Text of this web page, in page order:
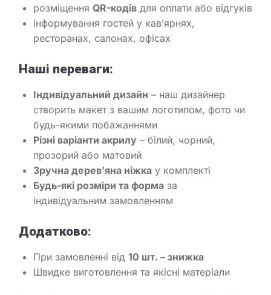
розміщення QR-кодів для оплати або відгуків
інформування гостей у кав’ярнях,
ресторанах, салонах, офісах
Наші переваги:
Індивідуальний дизайн – наш дизайнер
створить макет з вашим логотипом, фото чи
будь-якими побажаннями
Різні варіанти акрилу – білий, чорний,
прозорий або матовий
Зручна дерев’яна ніжка у комплекті
Будь-які розміри та форма за
індивідуальним замовленням
Додатково:
При замовленні від 10 шт. – знижка
Швидке виготовлення та якісні матеріали